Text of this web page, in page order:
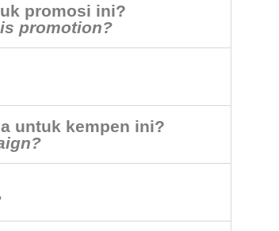
promosi ini?
promotion?
untuk kempen ini?